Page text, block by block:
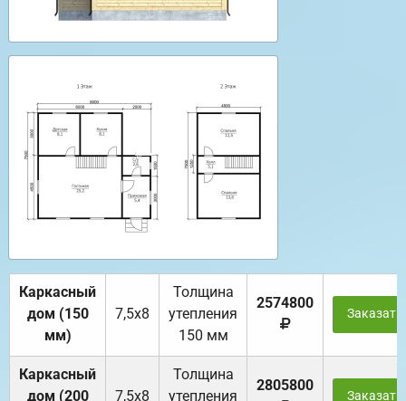
Каркасный
дом (150
мм)
7,5х8
Толщина
утепления
150 мм
2574800
Заказать
Каркасный
дом (200
7,5х8
Толщина
утепления
2805800
Заказать